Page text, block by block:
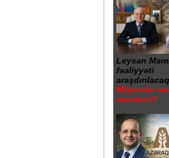
Leysan
fəaliyyəti
Milyonlar
xərclənir?